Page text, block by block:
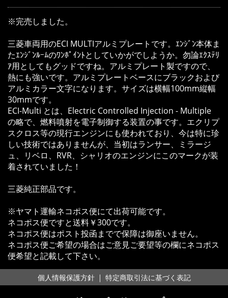
※完売しました。
三菱車両用のECI MULTIアルミプレートです。ｴﾝｼﾞﾝ本体ま
たｴﾝｼﾞﾝﾙｰﾑのﾜﾝﾎﾟｲﾝﾄとしていかがでしようか。勿論ｴｸｽﾃﾘ
ｱ用としてもグッドですね。アルミプレート製ですので、
熱にも強いです。アルミプレートベースにブラックおよび
アルミカラー文字になります。サイズは横幅100mm縦幅
30mmです。
ECI-Multi とは、Electric Controlled Injection - Multiple
の略で、燃料噴射を電子制御する装置の事です。エクリプ
スクロス等の現行エンジンにも使われており、今は特に珍
しい技術ではありませんが、当初はランサー、ミラージ
ュ、リベロ、RVR、シャリオのエンジンにこのマークが装
着されていました！
三菱純正部品です。
※ヤマト運輸ネコポス便にて出荷可能です。
ネコポス便ですと送料￥300です。
ネコポス便はポスト投函までで保障は御座いません。
ネコポス便ご希望の場合はご意見ご要望等の欄にネコポス
便希望と記載して下さい。
個人情報保護方針 ｜ 特定商取引法に基づく表記